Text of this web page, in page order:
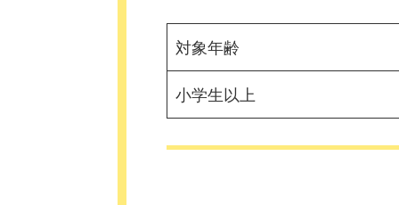
対象年齢
小学生以上